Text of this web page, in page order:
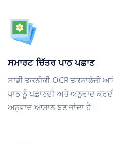
ਸਮਾਰਟ ਚਿੱਤਰ ਪਾਠ ਪਛਾਣ
ਸਾਡੀ ਤਕਨੀਕੀ OCR ਤਕਨਾਲੋਜੀ
ਪਾਠ ਨੂੰ ਪਛਾਣਦੀ ਅਤੇ ਅਨੁਵਾਦ
ਅਨੁਵਾਦ ਆਸਾਨ ਬਣ ਜਾਂਦਾ ਹੈ।